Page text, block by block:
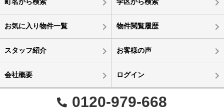
お気に入り物件一覧 物件閲覧履歴
スタッフ紹介 お客様の声
会社概要 ログイン
0120-979-668